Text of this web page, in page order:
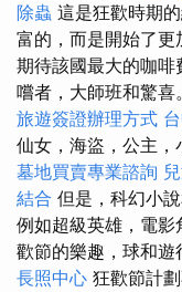
除蟲 這是狂歡時期
富的，而是開始了
期待該國最大的咖
嚐者，大師班和驚喜
旅遊簽證辦理方式
仙女，海盜，公主，
墓地買賣專業諮詢
結合 但是，科幻小
例如超級英雄，電
歡節的樂趣，球和遊
長照中心 狂歡節計